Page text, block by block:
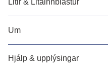
Um
Hjálp & upplýsingar